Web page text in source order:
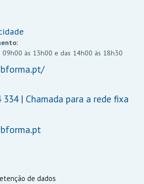
09h00 às 13h00 e das 14h00 às 18h30
334 | Chamada para a rede fixa
de dados